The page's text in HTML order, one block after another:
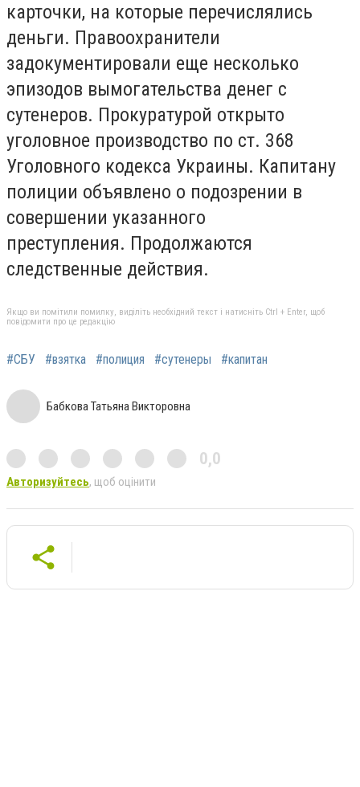
карточки, на которые перечислялись
деньги. Правоохранители
задокументировали еще несколько
эпизодов вымогательства денег с
сутенеров. Прокуратурой открыто
уголовное производство по ст. 368
Уголовного кодекса Украины. Капитану
полиции объявлено о подозрении в
совершении указанного
преступления. Продолжаются
следственные действия.
Якщо ви помітили помилку, виділіть необхідний текст і натисніть Ctrl + Enter, щоб
повідомити про це редакцію
#СБУ #взятка #полиция #сутенеры #капитан
Бабкова Татьяна Викторовна
0,0
Авторизуйтесь, щоб оцінити